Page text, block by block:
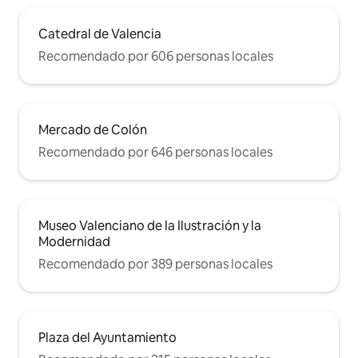
Catedral de Valencia
Recomendado por 606 personas locales
Mercado de Colón
Recomendado por 646 personas locales
Museo Valenciano de la Ilustración y la
Modernidad
Recomendado por 389 personas locales
Plaza del Ayuntamiento